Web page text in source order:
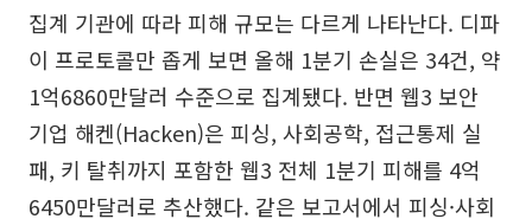
집계 기관에 따라 피해 규모는 다르게 나타난다. 디파
이 프로토콜만 좁게 보면 올해 1분기 손실은 34건, 약
1억6860만달러 수준으로 집계됐다. 반면 웹3 보안
기업 해켄(Hacken)은 피싱, 사회공학, 접근통제 실
패, 키 탈취까지 포함한 웹3 전체 1분기 피해를 4억
6450만달러로 추산했다. 같은 보고서에서 피싱·사회